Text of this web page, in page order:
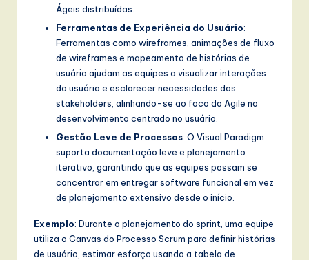
Ágeis distribuídas.
Ferramentas de Experiência do Usuário:
Ferramentas como wireframes, animações de fluxo
de wireframes e mapeamento de histórias de
usuário ajudam as equipes a visualizar interações
do usuário e esclarecer necessidades dos
stakeholders, alinhando-se ao foco do Agile no
desenvolvimento centrado no usuário.
Gestão Leve de Processos: O Visual Paradigm
suporta documentação leve e planejamento
iterativo, garantindo que as equipes possam se
concentrar em entregar software funcional em vez
de planejamento extensivo desde o início.
Exemplo: Durante o planejamento do sprint, uma equipe
utiliza o Canvas do Processo Scrum para definir histórias
de usuário, estimar esforço usando a tabela de